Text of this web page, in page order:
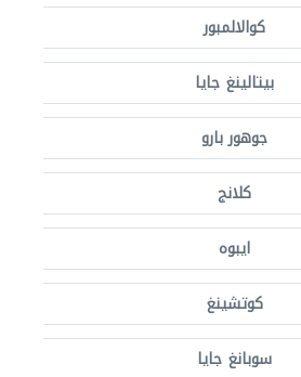
كوالالمبور
بيتالينغ جايا
جوهور بارو
كلانج
ايبوه
كوتشينغ
سوبانغ جايا